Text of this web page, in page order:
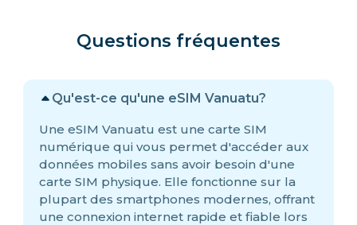
Questions fréquentes
Qu'est-ce qu'une eSIM Vanuatu?
Une eSIM Vanuatu est une carte SIM
numérique qui vous permet d'accéder aux
données mobiles sans avoir besoin d'une
carte SIM physique. Elle fonctionne sur la
plupart des smartphones modernes, offrant
une connexion internet rapide et fiable lors